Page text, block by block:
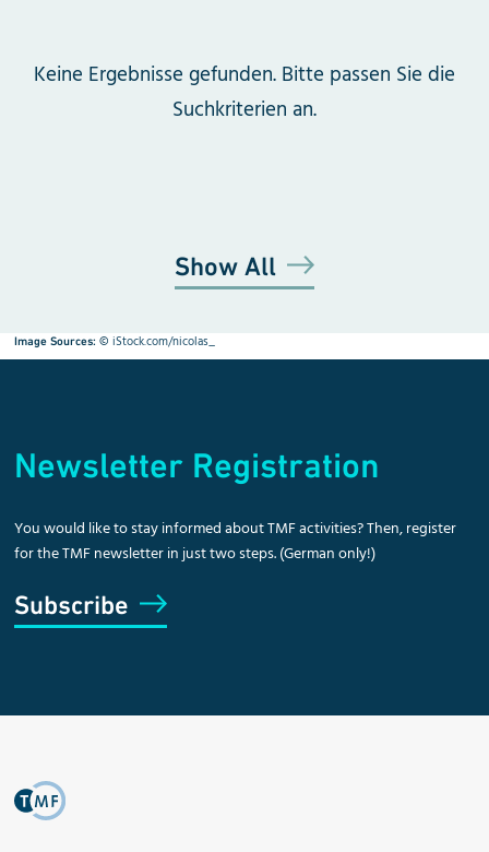
Keine Ergebnisse gefunden. Bitte passen Sie die
Suchkriterien an.
Show All
Image Sources: ©iStock.com/nicolas_
Newsletter Registration
You would like to stay informed about TMF activities? Then, register
for the TMF newsletter in just two steps. (German only!)
Subscribe